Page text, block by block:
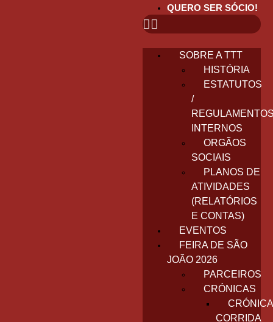
QUERO SER SÓCIO!
SOBRE A TTT
HISTÓRIA
ESTATUTOS
/
INTERNOS
ORGÃOS
SOCIAIS
PLANOS DE
ATIVIDADES
(RELATÓRIOS
E CONTAS)
EVENTOS
FEIRA DE SÃO
JOÃO 2026
PARCEIROS
CRÓNICAS
CRÓNICA
CORRIDA